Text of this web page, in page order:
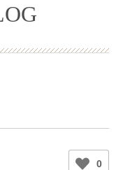
0